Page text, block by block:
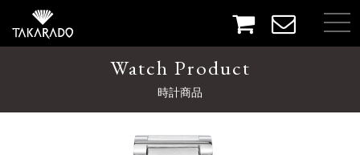
Watch Product
時計商品